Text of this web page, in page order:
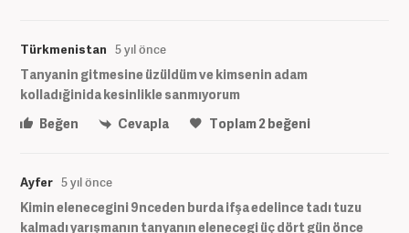
Türkmenistan 5 yıl önce
Tanyanin gitmesine üzüldüm ve kimsenin adam
kolladığinida kesinlikle sanmıyorum
Beğen
Cevapla Toplam2beğeni
Ayfer 5 yıl önce
Kimin elenecegini 9nceden burda ifşa edelince tadı tuzu
kalmadı yarışmanın tanyanın elenecegi üç dört gün önce